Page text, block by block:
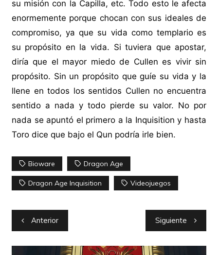
su misión con la Capilla, etc. Todo esto le afecta
enormemente porque chocan con sus ideales de
compromiso, ya que su vida como templario es
su propósito en la vida. Si tuviera que apostar,
diría que el mayor miedo de Cullen es vivir sin
propósito. Sin un propósito que guíe su vida y la
llene en todos los sentidos Cullen no encuentra
sentido a nada y todo pierde su valor. No por
nada se apuntó el primero a la Inquisition y hasta
Toro dice que bajo el Qun podría irle bien.
Bioware Dragon Age
Dragon Age Inquisition Videojuegos
Navegación
de
entradas
Anterior Siguiente